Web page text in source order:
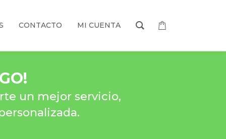
CONTACTO MI CUENTA
!
un mejor servicio,